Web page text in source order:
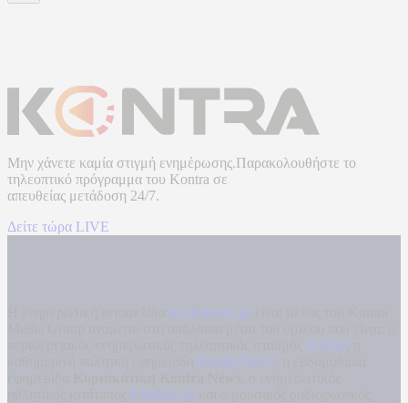
Μην χάνετε καμία στιγμή ενημέρωσης.Παρακολουθήστε το
τηλεοπτικό πρόγραμμα του Kontra σε
απευθείας μετάδοση 24/7.
Δείτε τώρα LIVE
kontranews.gr
Kontra
Kontra News
Filathlos.gr